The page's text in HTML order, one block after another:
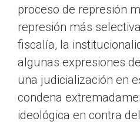
proceso de represión
represión más
fiscalía, la
algunas expresiones
una judicialización en
condena
ideológica en contra